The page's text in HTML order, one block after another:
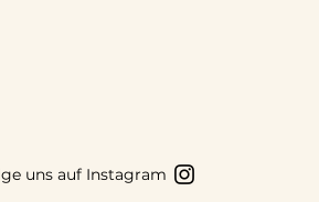
uns auf Instagram